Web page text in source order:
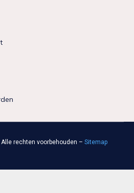
rechten voorbehouden – Sitemap